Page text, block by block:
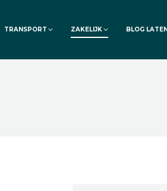
TRANSPORT ZAKELIJK BLOG